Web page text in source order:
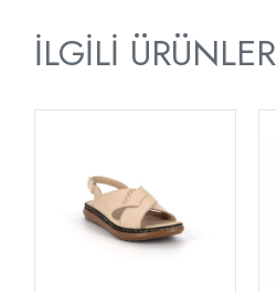
İLGILI ÜRÜNLER